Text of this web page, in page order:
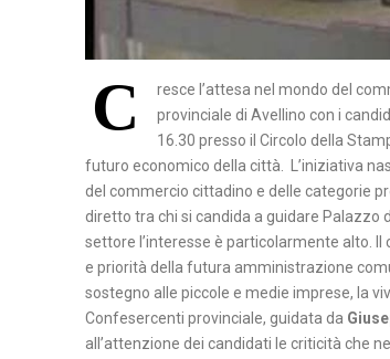
L
S
A
L
E
N
O
C
resce l’attesa nel mondo del
provinciale di Avellino con i
16.30 presso il Circolo della
futuro economico della città. L’iniziativa
del commercio cittadino e delle categorie
diretto tra chi si candida a guidare Palazzo
settore l’interesse è particolarmente alto.
e priorità della futura amministrazione
sostegno alle piccole e medie imprese, la
Confesercenti provinciale, guidata da
all’attenzione dei candidati le criticità che